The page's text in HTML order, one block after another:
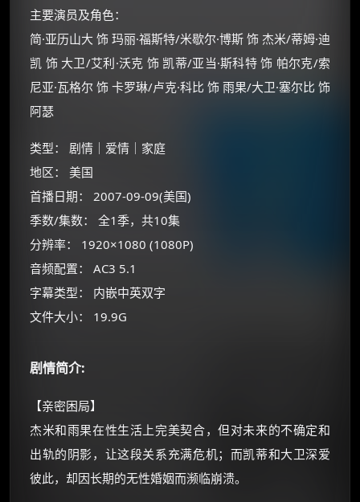
主要演员及角色：
简·亚历山大 饰 玛丽·福斯特/米歇尔·博斯 饰 杰米/蒂姆·迪
凯 饰 大卫/艾利·沃克 饰 凯蒂/亚当·斯科特 饰 帕尔克/索
尼亚·瓦格尔 饰 卡罗琳/卢克·科比 饰 雨果/大卫·塞尔比 饰
阿瑟
类型： 剧情｜爱情｜家庭
地区： 美国
首播日期： 2007-09-09(美国)
季数/集数： 全1季，共10集
分辨率： 1920×1080 (1080P)
音频配置： AC3 5.1
字幕类型： 内嵌中英双字
文件大小： 19.9G
剧情简介:
【亲密困局】
杰米和雨果在性生活上完美契合，但对未来的不确定和
出轨的阴影，让这段关系充满危机；而凯蒂和大卫深爱
彼此，却因长期的无性婚姻而濒临崩溃。
🧧 福利领取站
☕
还有支付宝现金红包、外卖红包、